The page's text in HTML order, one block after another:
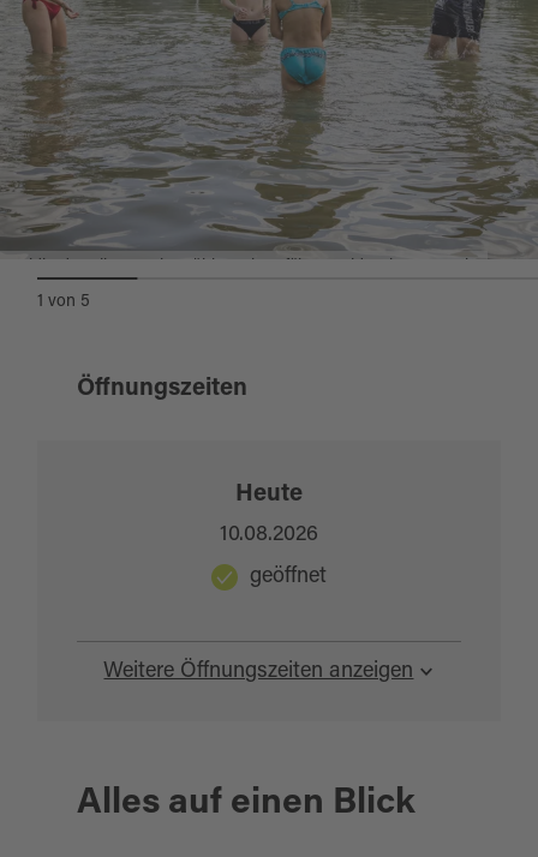
1 von 5
Öffnungszeiten
Weitere Öffnungszeiten anzeigen
Heute
10.08.2026
geöffnet
Alles auf einen Blick